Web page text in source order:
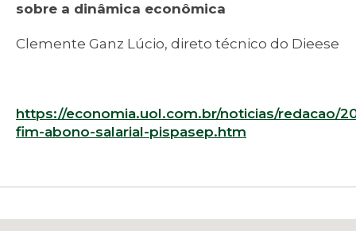
sobre a dinâmica econômica
Clemente Ganz Lúcio, direto técnico do Dieese
https://economia.uol.com.br/noticias/redacao/
fim-abono-salarial-pispasep.htm